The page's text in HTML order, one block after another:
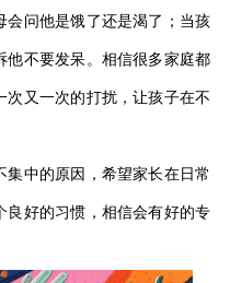
会问他是饿了还是渴了；当孩
他不要发呆。相信很多家庭都
次又一次的打扰，让孩子在不
集中的原因，希望家长在日常
良好的习惯，相信会有好的专